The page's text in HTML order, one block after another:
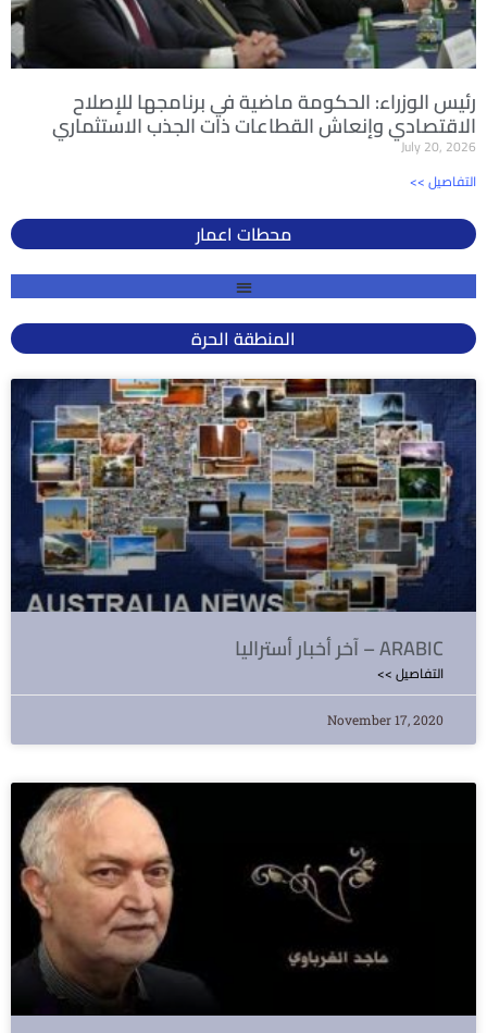
رئيس الوزراء: الحكومة ماضية في برنامجها للإصلاح
الاقتصادي وإنعاش القطاعات ذات الجذب الاستثماري
July 20, 2026
<< التفاصيل
محطات اعمار
المنطقة الحرة
آخر أخبار أستراليا – ARABIC
<< التفاصيل
November 17, 2020